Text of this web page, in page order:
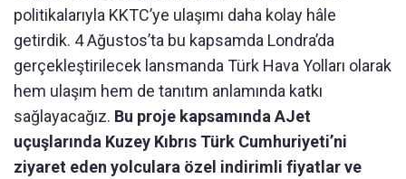
politikalarıyla KKTC’ye ulaşımı daha kolay hâle
getirdik. 4 Ağustos’ta bu kapsamda Londra’da
gerçekleştirilecek lansmanda Türk Hava Yolları olarak
hem ulaşım hem de tanıtım anlamında katkı
sağlayacağız. Bu proje kapsamında AJet
uçuşlarında Kuzey Kıbrıs Türk Cumhuriyeti’ni
ziyaret eden yolculara özel indirimli fiyatlar ve